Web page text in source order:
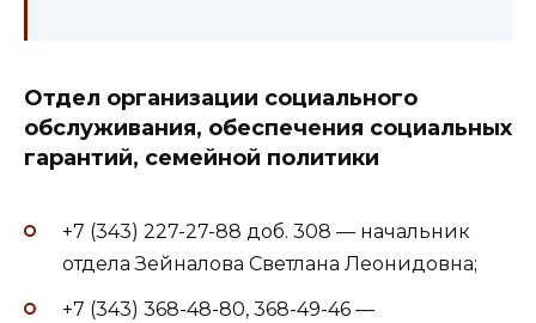
Отдел организации социального
обслуживания, обеспечения социальных
гарантий, семейной политики
+7 (343) 227-27-88 доб. 308 — начальник
отдела Зейналова Светлана Леонидовна;
+7 (343) 368-48-80, 368-49-46 —